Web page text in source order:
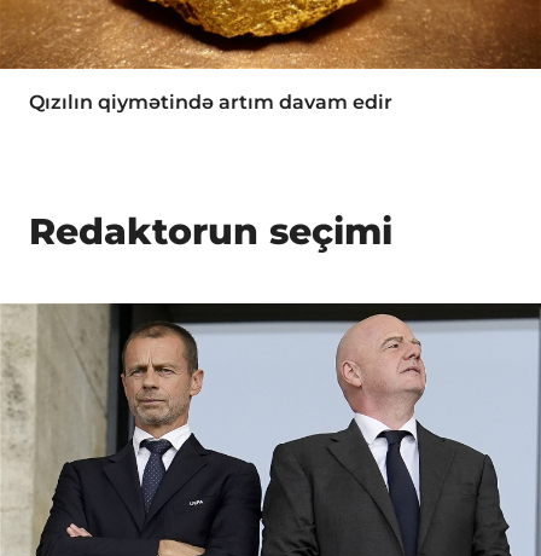
Qızılın qiymətində artım davam edir
Redaktorun seçimi